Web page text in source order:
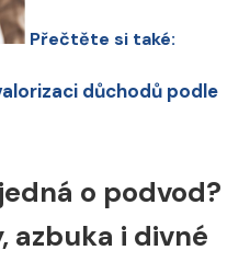
Přečtěte si také:
důchodů podle
o podvod?
azbuka i divné